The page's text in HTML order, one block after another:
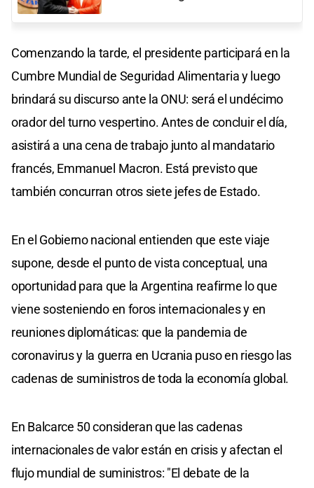
Comenzando la tarde, el presidente participará en la
Cumbre Mundial de Seguridad Alimentaria y luego
brindará su discurso ante la ONU: será el undécimo
orador del turno vespertino. Antes de concluir el día,
asistirá a una cena de trabajo junto al mandatario
francés, Emmanuel Macron. Está previsto que
también concurran otros siete jefes de Estado.
En el Gobierno nacional entienden que este viaje
supone, desde el punto de vista conceptual, una
oportunidad para que la Argentina reafirme lo que
viene sosteniendo en foros internacionales y en
reuniones diplomáticas: que la pandemia de
coronavirus y la guerra en Ucrania puso en riesgo las
cadenas de suministros de toda la economía global.
En Balcarce 50 consideran que las cadenas
internacionales de valor están en crisis y afectan el
flujo mundial de suministros: "El debate de la